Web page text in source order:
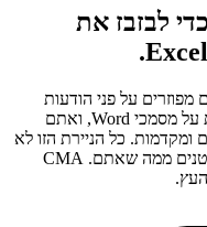
לבזבז את
מפוזרים על פני הודעות
WhatsApp, הצעות המחיר שלכם מודפסות על מסמכי Word, ואתם
ומקדמות. כל הניירת הזו לא
מאורגנת, מלחיצה, וגורמת לכם להיראות קטנים ממה שאתם. CMA